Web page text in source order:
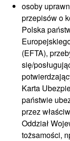
osoby
przepisów o
Polska
(EFTA),
się/
Karta
państwie
przez
Oddział
tożsamości,